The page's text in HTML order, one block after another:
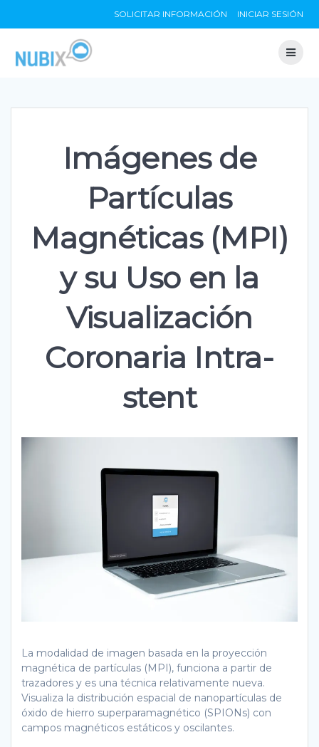
to
SOLICITAR INFORMACIÓN INICIAR SESIÓN
Imágenes de
Partículas
Magnéticas (MPI)
y su Uso en la
Visualización
Coronaria Intra-
stent
La modalidad de imagen basada en la proyección
magnética de partículas (MPI), funciona a partir de
trazadores y es una técnica relativamente nueva.
Visualiza la distribución espacial de nanopartículas de
óxido de hierro superparamagnético (SPIONs) con
campos magnéticos estáticos y oscilantes.